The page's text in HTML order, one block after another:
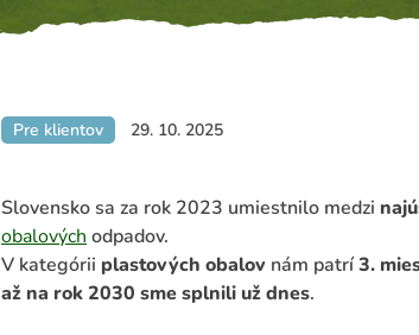
Pre klientov 29. 10. 2025
Slovensko sa za rok 2023 umiestnilo medzi
obalových odpadov.
V kategórii plastových obalov nám patrí3.
až na rok 2030 sme splnili už dnes.